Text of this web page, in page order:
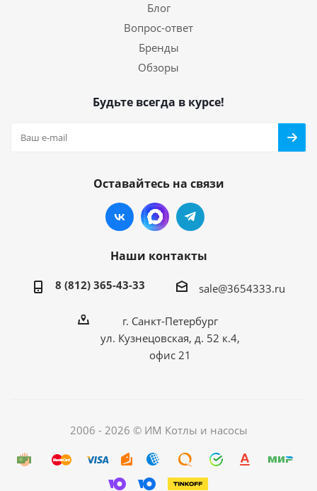
Блог
Вопрос-ответ
Бренды
Обзоры
Будьте всегда в курсе!
Оставайтесь на связи
Наши контакты
8 (812) 365-43-33 sale@3654333.ru
г. Санкт-Петербург
ул. Кузнецовская, д. 52 к.4,
офис 21
2006 - 2026 © ИМ Котлы и насосы